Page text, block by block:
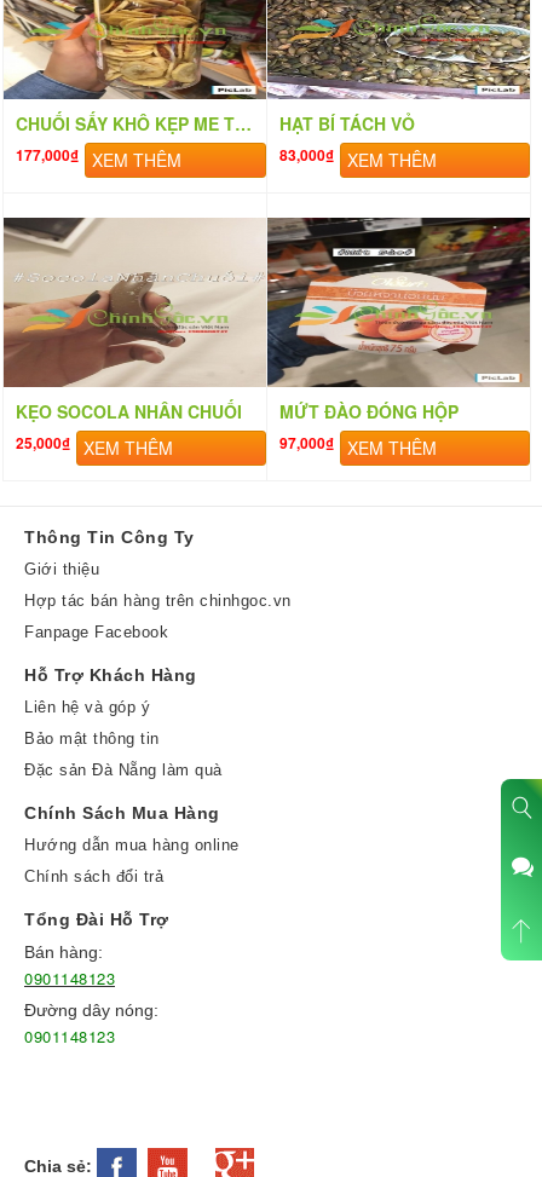
CHUỐI SẤY KHÔ KẸP ME THÁI LAN
177,000₫ XEM THÊM
HẠT BÍ TÁCH VỎ
83,000₫ XEM THÊM
KẸO SOCOLA NHÂN CHUỐI
25,000₫ XEM THÊM
MỨT ĐÀO ĐÓNG HỘP
97,000₫ XEM THÊM
Thông Tin Công Ty
Giới thiệu
Hợp tác bán hàng trên chinhgoc.vn
Fanpage Facebook
Hỗ Trợ Khách Hàng
Liên hệ và góp ý
Bảo mật thông tin
Đặc sản Đà Nẵng làm quà
Chính Sách Mua Hàng
Hướng dẫn mua hàng online
Chính sách đổi trả
Tổng Đài Hỗ Trợ
Bán hàng:
0901148123
Đường dây nóng:
0901148123
Chia sẻ: